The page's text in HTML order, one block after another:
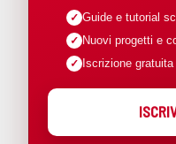
Guide e tutorial
Nuovi progetti e
Iscrizione